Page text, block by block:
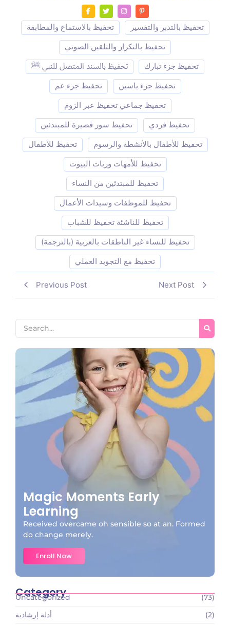
تحفيظ بالاستماع والمطابقة
تحفيظ بالتدبر والتفسير
تحفيظ بالتكرار والتلقين الصوتي
تحفيظ بالسند المتصل للنبي ﷺ
تحفيظ جزء تبارك
تحفيظ جزء عم
تحفيظ جزء ياسين
تحفيظ جماعي تحفيظ عبر الزوم
تحفيظ سور قصيرة للمبتدئين
تحفيظ فردي
تحفيظ للأطفال
تحفيظ للأطفال بالأنشطة والرسوم
تحفيظ للأمهات وربات البيوت
تحفيظ للمبتدئين من النساء
تحفيظ للموظفات وسيدات الأعمال
تحفيظ للناشئة تحفيظ للشباب
تحفيظ للنساء غير الناطقات بالعربية (بالترجمة)
تحفيظ مع التجويد العملي
Previous Post Next Post
Magic Moments Early
Learning
Received overcame oh sensible so at an. Formed
do change merely.
Enroll Now
Category
Uncategorized
(73)
أدلة إرشادية
(2)